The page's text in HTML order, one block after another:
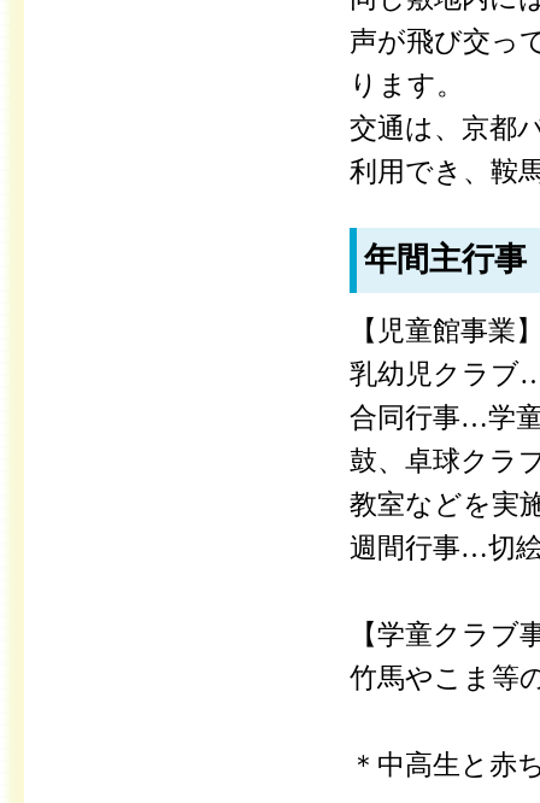
声が飛び交っ
ります。
交通は、京都
利用でき、鞍
年間主行事
【児童館事業
乳幼児クラブ
合同行事…学
鼓、卓球クラ
教室などを実
週間行事…切
【学童クラブ
竹馬やこま等
＊中高生と赤